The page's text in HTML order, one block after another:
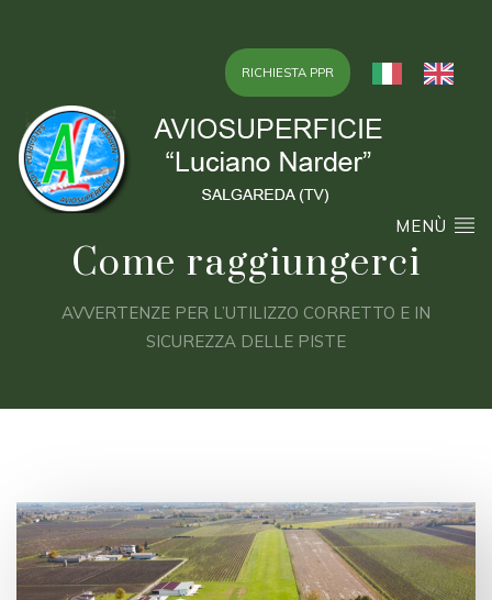
RICHIESTA PPR
MENÙ
Come raggiungerci
AVVERTENZE PER L’UTILIZZO CORRETTO E IN
SICUREZZA DELLE PISTE